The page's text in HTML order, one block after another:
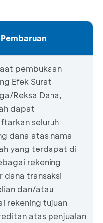
Pembaruan
pembukaan
Efek Surat
Reksa Dana,
dapat
seluruh
dana atas nama
yang terdapat di
rekening
dana transaksi
dan/atau
rekening tujuan
atas penjualan